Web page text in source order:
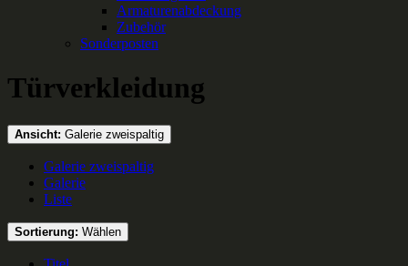
Armaturenabdeckung
Zubehör
Sonderposten
Türverkleidung
Ansicht: Galerie zweispaltig
Galerie zweispaltig
Galerie
Liste
Sortierung: Wählen